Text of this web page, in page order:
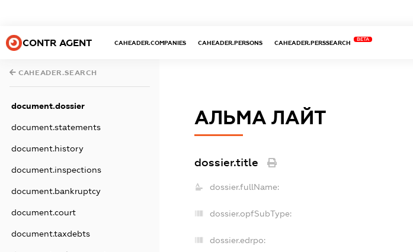
CONTR AGENT CAHEADER.COMPANIES CAHEADER.PERSONS CAHEADER.PERSSEARCH
BETA
CAHEADER.SEARCH
document.dossier
document.statements
document.history
document.inspections
document.bankruptcy
document.court
document.taxdebts
АЛЬМА ЛАЙТ
dossier.title
dossier.fullName:
dossier.opfSubType:
dossier.edrpo: